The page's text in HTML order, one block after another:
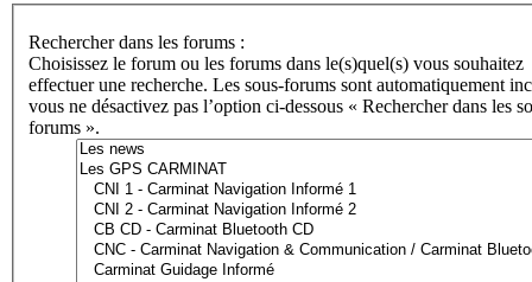
Rechercher dans les forums :
Choisissez le forum ou les forums dans le(s)quel(s) vous souhaitez
effectuer une recherche. Les sous-forums sont automatiquement
vous ne désactivez pas l’option ci-dessous « Rechercher dans les
forums ».